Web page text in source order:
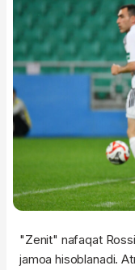
"Zenit" nafaqat
jamoa hisoblanadi.